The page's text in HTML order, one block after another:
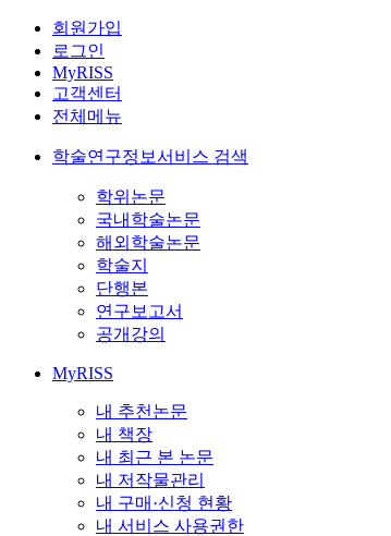
회원가입
로그인
MyRISS
고객센터
전체메뉴
학술연구정보서비스 검색
학위논문
국내학술논문
해외학술논문
학술지
단행본
연구보고서
공개강의
MyRISS
내 추천논문
내 책장
내 최근 본 논문
내 저작물관리
내 구매·신청 현황
내 서비스 사용권한